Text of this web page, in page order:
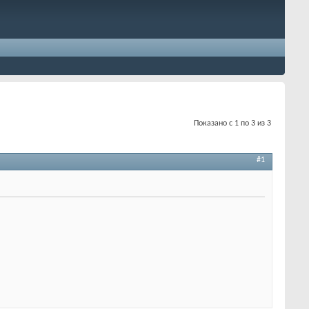
Показано с 1 по 3 из 3
#1